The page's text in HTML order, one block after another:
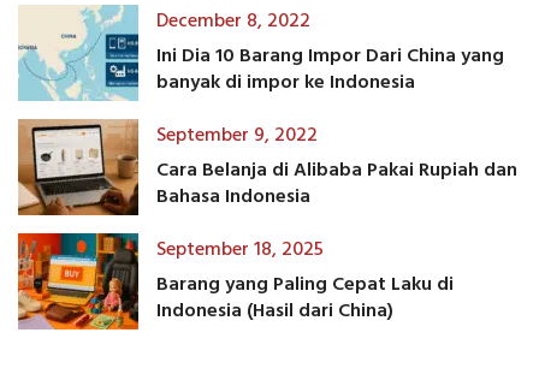
December 8, 2022
Ini Dia 10 Barang Impor Dari China yang
banyak di impor ke Indonesia
September 9, 2022
Cara Belanja di Alibaba Pakai Rupiah dan
Bahasa Indonesia
September 18, 2025
Barang yang Paling Cepat Laku di
Indonesia (Hasil dari China)